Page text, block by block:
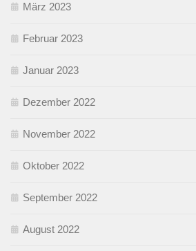
März 2023
Februar 2023
Januar 2023
Dezember 2022
November 2022
Oktober 2022
September 2022
August 2022